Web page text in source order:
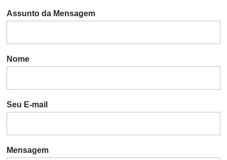
Assunto da Mensagem
Nome
Seu E-mail
Mensagem